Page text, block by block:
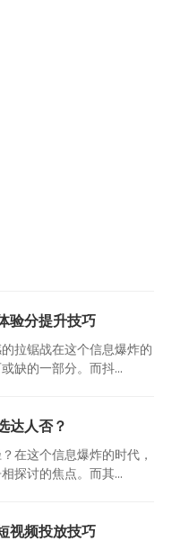
验分提升技巧
拉锯战在这个信息爆炸的
缺的一部分。而抖...
达人否？
在这个信息爆炸的时代，
探讨的焦点。而其...
视频投放技巧